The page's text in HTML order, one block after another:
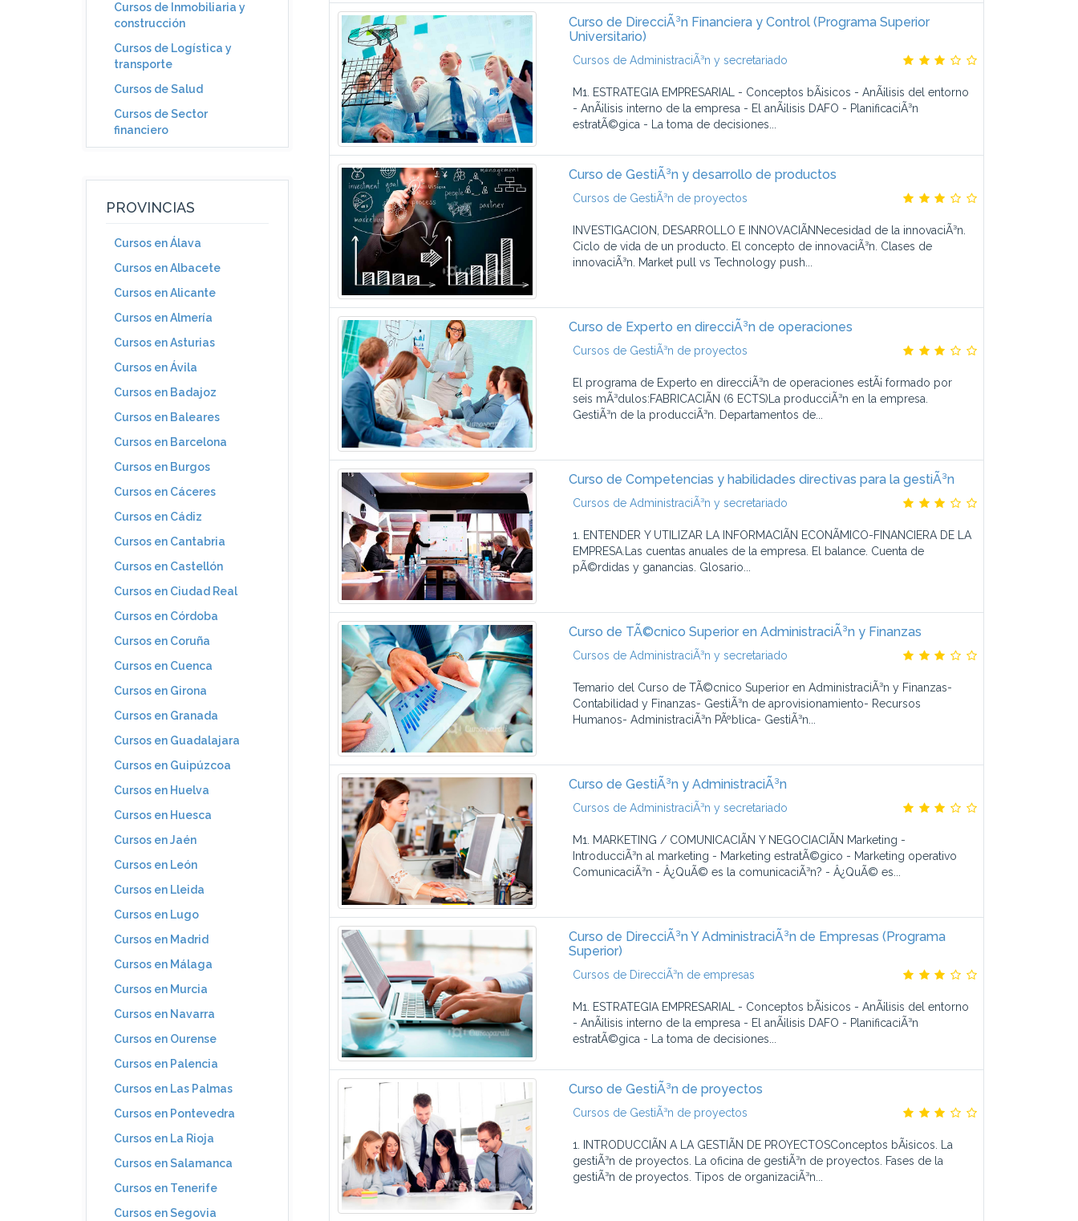
Cursos de Inmobiliaria y
construcción
Cursos de Logística y
transporte
Cursos de Salud
Cursos de Sector
financiero
PROVINCIAS
Cursos en Álava
Cursos en Albacete
Cursos en Alicante
Cursos en Almería
Cursos en Asturias
Cursos en Ávila
Cursos en Badajoz
Cursos en Baleares
Cursos en Barcelona
Cursos en Burgos
Cursos en Cáceres
Cursos en Cádiz
Cursos en Cantabria
Cursos en Castellón
Cursos en Ciudad Real
Cursos en Córdoba
Cursos en Coruña
Cursos en Cuenca
Cursos en Girona
Cursos en Granada
Cursos en Guadalajara
Cursos en Guipúzcoa
Cursos en Huelva
Cursos en Huesca
Cursos en Jaén
Cursos en León
Cursos en Lleida
Cursos en Lugo
Cursos en Madrid
Cursos en Málaga
Cursos en Murcia
Cursos en Navarra
Cursos en Ourense
Cursos en Palencia
Cursos en Las Palmas
Cursos en Pontevedra
Cursos en La Rioja
Cursos en Salamanca
Cursos en Tenerife
Cursos en Segovia
Curso de DirecciÃ³n Financiera y Control (Programa Superior
Universitario)
Cursos de AdministraciÃ³n y secretariado
M1. ESTRATEGIA EMPRESARIAL - Conceptos bÃ¡sicos - AnÃ¡lisis del entorno
- AnÃ¡lisis interno de la empresa - El anÃ¡lisis DAFO - PlanificaciÃ³n
estratÃ©gica - La toma de decisiones...
Curso de GestiÃ³n y desarrollo de productos
Cursos de GestiÃ³n de proyectos
INVESTIGACION, DESARROLLO E INNOVACIÃNNecesidad de la innovaciÃ³n.
Ciclo de vida de un producto. El concepto de innovaciÃ³n. Clases de
innovaciÃ³n. Market pull vs Technology push...
Curso de Experto en direcciÃ³n de operaciones
Cursos de GestiÃ³n de proyectos
El programa de Experto en direcciÃ³n de operaciones estÃ¡ formado por
seis mÃ³dulos:FABRICACIÃN (6 ECTS)La producciÃ³n en la empresa.
GestiÃ³n de la producciÃ³n. Departamentos de...
Curso de Competencias y habilidades directivas para la gestiÃ³n
Cursos de AdministraciÃ³n y secretariado
1. ENTENDER Y UTILIZAR LA INFORMACIÃN ECONÃMICO-FINANCIERA DE LA
EMPRESA.Las cuentas anuales de la empresa. El balance. Cuenta de
pÃ©rdidas y ganancias. Glosario...
Curso de TÃ©cnico Superior en AdministraciÃ³n y Finanzas
Cursos de AdministraciÃ³n y secretariado
Temario del Curso de TÃ©cnico Superior en AdministraciÃ³n y Finanzas-
Contabilidad y Finanzas- GestiÃ³n de aprovisionamiento- Recursos
Humanos- AdministraciÃ³n PÃºblica- GestiÃ³n...
Curso de GestiÃ³n y AdministraciÃ³n
Cursos de AdministraciÃ³n y secretariado
M1. MARKETING / COMUNICACIÃN Y NEGOCIACIÃN Marketing -
IntroducciÃ³n al marketing - Marketing estratÃ©gico - Marketing operativo
ComunicaciÃ³n - Â¿QuÃ© es la comunicaciÃ³n? - Â¿QuÃ© es...
Curso de DirecciÃ³n Y AdministraciÃ³n de Empresas (Programa
Superior)
Cursos de DirecciÃ³n de empresas
M1. ESTRATEGIA EMPRESARIAL - Conceptos bÃ¡sicos - AnÃ¡lisis del entorno
- AnÃ¡lisis interno de la empresa - El anÃ¡lisis DAFO - PlanificaciÃ³n
estratÃ©gica - La toma de decisiones...
Curso de GestiÃ³n de proyectos
Cursos de GestiÃ³n de proyectos
1. INTRODUCCIÃN A LA GESTIÃN DE PROYECTOSConceptos bÃ¡sicos. La
gestiÃ³n de proyectos. La oficina de gestiÃ³n de proyectos. Fases de la
gestiÃ³n de proyectos. Tipos de organizaciÃ³n...